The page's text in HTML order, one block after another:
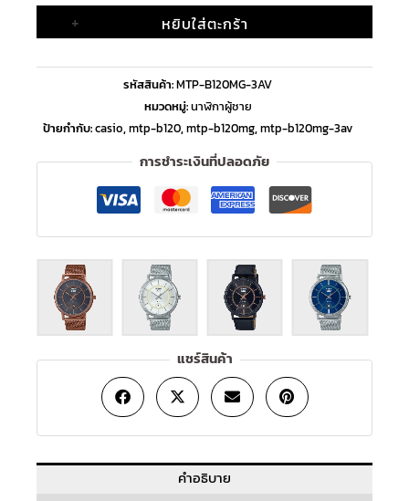
+ หยิบใส่ตะกร้า
รหัสสินค้า:MTP-B120MG-3AV
หมวดหมู่:นาฬิกาผู้ชาย
ป้ายกำกับ:casio,mtp-b120,mtp-b120mg,mtp-b120mg-3av
การชำระเงินที่ปลอดภัย
แชร์สินค้า
คำอธิบาย